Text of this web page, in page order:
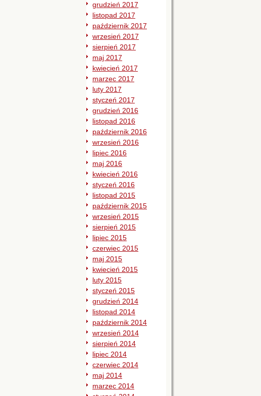
grudzień 2017
listopad 2017
październik 2017
wrzesień 2017
sierpień 2017
maj 2017
kwiecień 2017
marzec 2017
luty 2017
styczeń 2017
grudzień 2016
listopad 2016
październik 2016
wrzesień 2016
lipiec 2016
maj 2016
kwiecień 2016
styczeń 2016
listopad 2015
październik 2015
wrzesień 2015
sierpień 2015
lipiec 2015
czerwiec 2015
maj 2015
kwiecień 2015
luty 2015
styczeń 2015
grudzień 2014
listopad 2014
październik 2014
wrzesień 2014
sierpień 2014
lipiec 2014
czerwiec 2014
maj 2014
marzec 2014